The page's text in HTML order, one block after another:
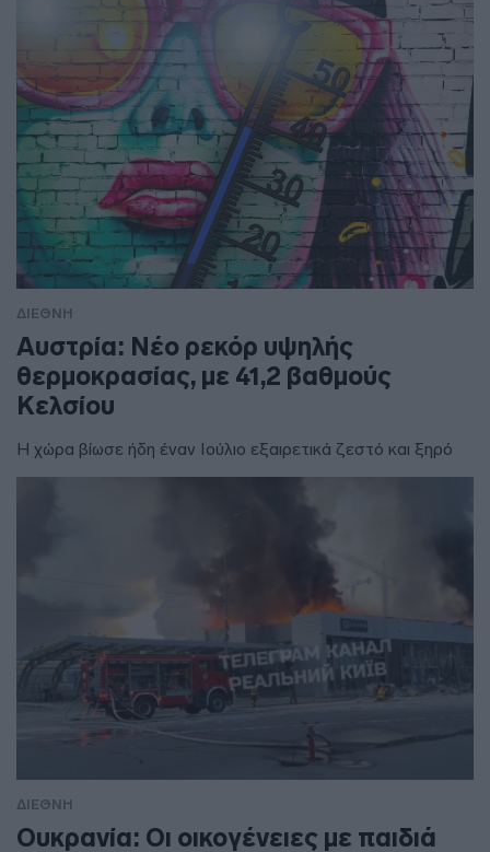
ΔΙΕΘΝΗ
Αυστρία: Νέο ρεκόρ υψηλής
θερμοκρασίας, με 41,2 βαθμούς
Κελσίου
Η χώρα βίωσε ήδη έναν Ιούλιο εξαιρετικά ζεστό και ξηρό
ΔΙΕΘΝΗ
Ουκρανία: Οι οικογένειες με παιδιά